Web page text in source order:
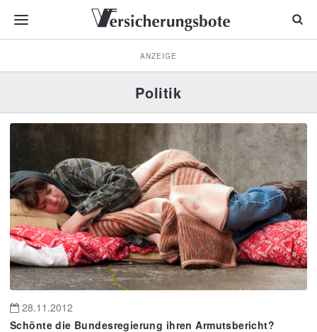
ANZEIGE
Politik
28.11.2012
Schönte die Bundesregierung ihren Armutsbericht?